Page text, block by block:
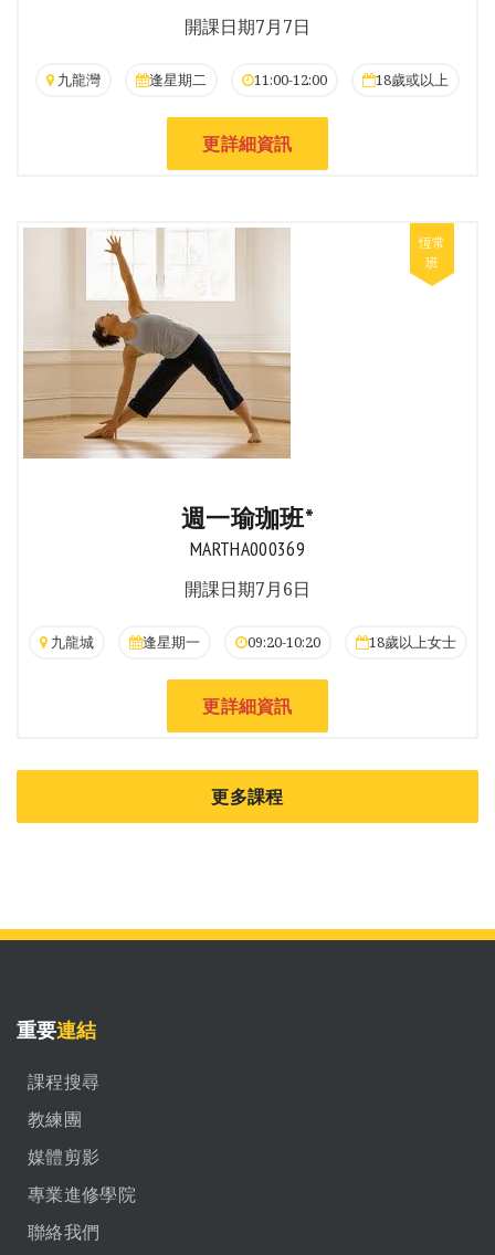
開課日期7月7日
九龍灣 逢星期二 11:00-12:00 18歲或以上
更詳細資訊
週一瑜珈班*
MARTHA000369
開課日期7月6日
九龍城 逢星期一 09:20-10:20 18歲以上女士
更詳細資訊
更多課程
重要連結
課程搜尋
教練團
媒體剪影
專業進修學院
聯絡我們